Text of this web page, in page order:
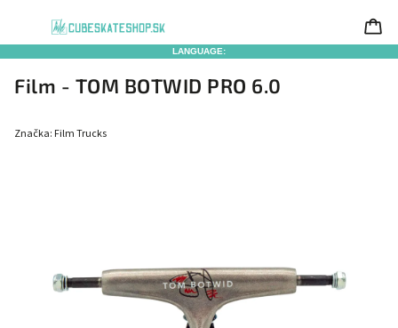
LANGUAGE:
Film - TOM BOTWID PRO 6.0
Značka: Film Trucks